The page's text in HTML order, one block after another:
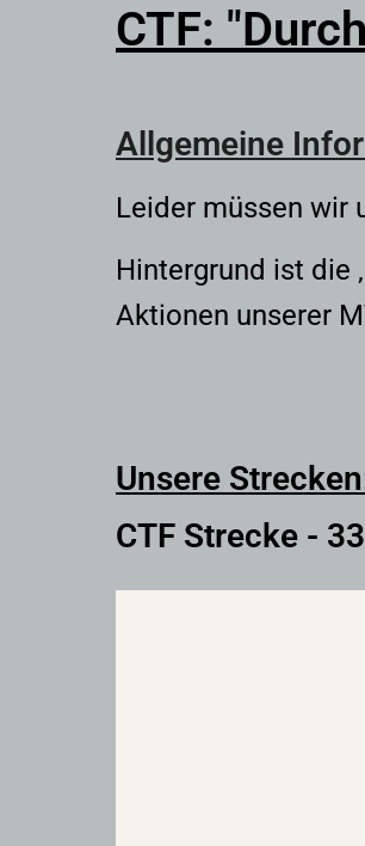
CTF:
Allgemeine
Leider müssen wir
Hintergrund ist die
Aktionen unserer
Unsere
CTF Strecke -